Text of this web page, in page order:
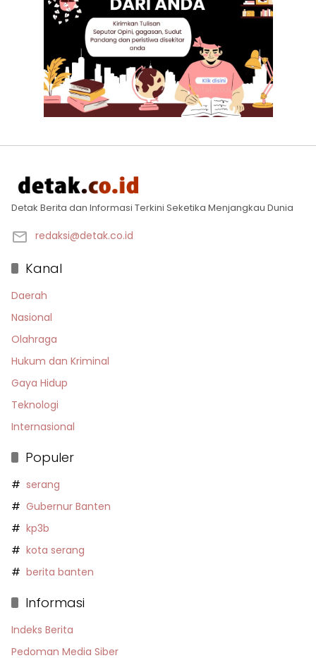
Detak Berita dan Informasi Terkini Seketika Menjangkau Dunia
redaksi@detak.co.id
Kanal
Daerah
Nasional
Olahraga
Hukum dan Kriminal
Gaya Hidup
Teknologi
Internasional
Populer
serang
Gubernur Banten
kp3b
kota serang
berita banten
Informasi
Indeks Berita
Pedoman Media Siber